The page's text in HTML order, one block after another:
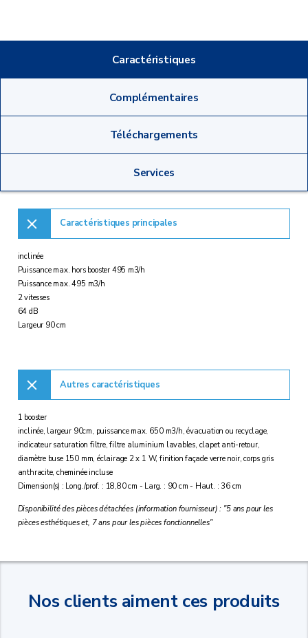
Caractéristiques
Complémentaires
Téléchargements
Services
Caractéristiques principales
inclinée
Puissance max. hors booster 495 m3/h
Puissance max. 495 m3/h
2 vitesses
64 dB
Largeur 90 cm
Autres caractéristiques
1 booster
inclinée, largeur 90cm, puissance max. 650 m3/h, évacuation ou recyclage,
indicateur saturation filtre, filtre aluminium lavables, clapet anti-retour,
diamètre buse 150 mm, éclairage 2 x 1 W, finition façade verre noir, corps gris
anthracite, cheminée incluse
Dimension(s) : Long./prof. : 18,80 cm - Larg. : 90 cm - Haut. : 36 cm
Disponibilité des pièces détachées (information fournisseur) : "5 ans pour les
pièces esthétiques et, 7 ans pour les pièces fonctionnelles"
Nos clients aiment ces produits